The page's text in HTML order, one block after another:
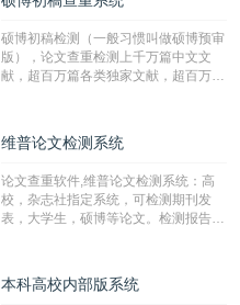
硕博初稿检测（一般习惯叫做硕博预审
版），论文查重检测上千万篇中文文
献，超百万篇各类独家文献，超百万港
校用来检测硕博论文的系统，检测范围
广，数据来源真实，检测算法合理!本
字符数30万）
维普论文检测系统
论文查重软件,维普论文检测系统：高
校，杂志社指定系统，可检测期刊发
表，大学生，硕博等论文。检测报告支
本科高校内部版系统